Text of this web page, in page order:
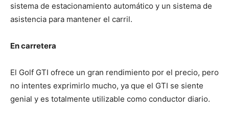
sistema de estacionamiento automático y un sistema de
asistencia para mantener el carril.
En carretera
El Golf GTI ofrece un gran rendimiento por el precio, pero
no intentes exprimirlo mucho, ya que el GTI se siente
genial y es totalmente utilizable como conductor diario.